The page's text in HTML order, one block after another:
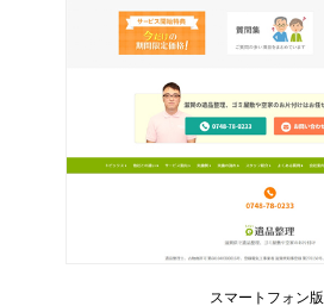
スマートフォン版